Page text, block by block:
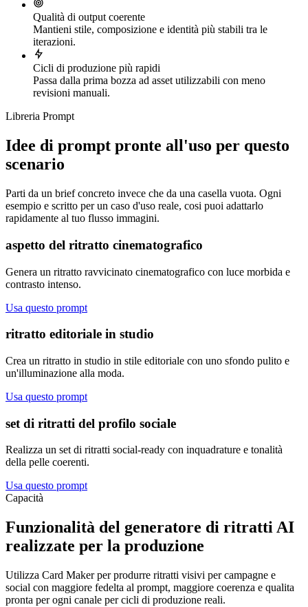
Qualità di output coerente
Mantieni stile, composizione e identità più stabili tra le
iterazioni.
Cicli di produzione più rapidi
Passa dalla prima bozza ad asset utilizzabili con meno
revisioni manuali.
Libreria Prompt
Idee di prompt pronte all'uso per questo
scenario
Parti da un brief concreto invece che da una casella vuota. Ogni
esempio e scritto per un caso d'uso reale, cosi puoi adattarlo
rapidamente al tuo flusso immagini.
aspetto del ritratto cinematografico
Genera un ritratto ravvicinato cinematografico con luce morbida e
contrasto intenso.
Usa questo prompt
ritratto editoriale in studio
Crea un ritratto in studio in stile editoriale con uno sfondo pulito e
un'illuminazione alla moda.
Usa questo prompt
set di ritratti del profilo sociale
Realizza un set di ritratti social-ready con inquadrature e tonalità
della pelle coerenti.
Usa questo prompt
Capacità
Funzionalità del generatore di ritratti AI
realizzate per la produzione
Utilizza Card Maker per produrre ritratti visivi per campagne e
social con maggiore fedelta al prompt, maggiore coerenza e qualita
pronta per ogni canale per cicli di produzione reali.